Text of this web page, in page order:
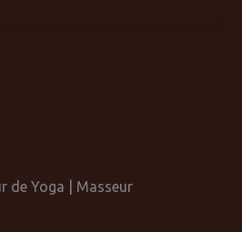
de Yoga | Masseur